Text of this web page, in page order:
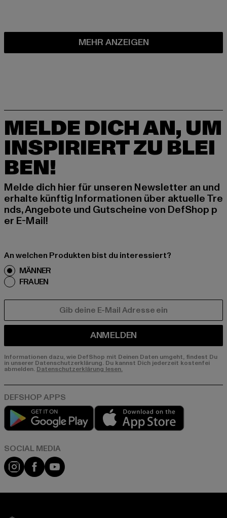
MEHR ANZEIGEN
MELDE DICH AN, UM
INSPIRIERT ZU BLEI
BEN!
Melde dich hier für unseren Newsletter an und
erhalte künftig Informationen über aktuelle Tre
nds, Angebote und Gutscheine von DefShop p
er E-Mail!
An welchen Produkten bist du interessiert?
MÄNNER
FRAUEN
ANMELDEN
Informationen dazu, wie DefShop mit Deinen Daten umgeht, findest Du
in unserer Datenschutzerklärung. Du kannst Dich jederzeit kostenfei
abmelden. Datenschutzerklärung lesen.
Play market
App store
Instagram
FacebookYouTube